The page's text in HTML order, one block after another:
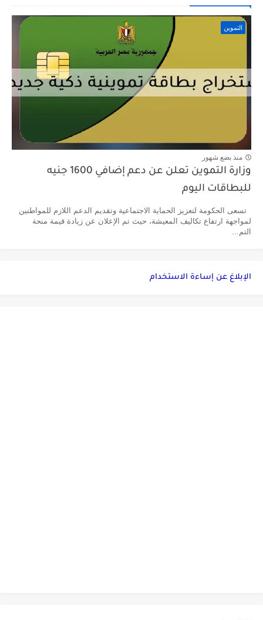
التموين
منذ بضع شهور
وزارة التموين تعلن عن دعم إضافي 1600 جنيه
للبطاقات اليوم
تسعى الحكومة لتعزيز الحماية الاجتماعية وتقديم الدعم اللازم للمواطنين
لمواجهة ارتفاع تكاليف المعيشة، حيث تم الإعلان عن زيادة قيمة منحة
التم...
الإبلاغ عن إساءة الاستخدام